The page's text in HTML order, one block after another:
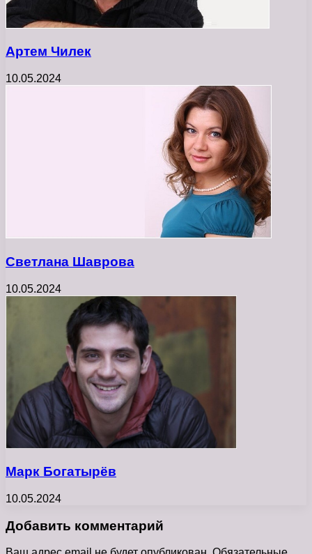
Артем Чилек
10.05.2024
Светлана Шаврова
10.05.2024
Марк Богатырёв
10.05.2024
Добавить комментарий